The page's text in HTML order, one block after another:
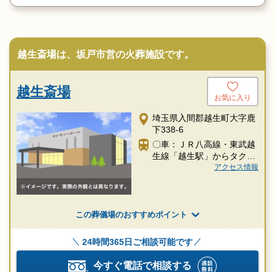
越生斎場は、坂戸市営の火葬施設です。
越生斎場 お気に入り
埼玉県入間郡越生町大字鹿
下338-6
〇車：ＪＲ八高線・東武越
生線「越生駅」からタクシ
アクセス情報
この葬儀場のおすすめポイント
24時間365日ご相談可能です
今すぐ電話で相談する